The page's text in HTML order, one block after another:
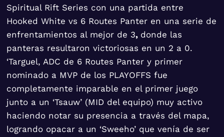
Spiritual Rift Series con una partida entre
Hooked White vs 6 Routes Panter en una serie de
enfrentamientos al mejor de 3, donde las
panteras resultaron victoriosas en un 2 a 0.
‘Targuel, ADC de 6 Routes Panter y primer
nominado a MVP de los PLAYOFFS fue
completamente imparable en el primer juego
junto a un ‘Tsauw’ (MID del equipo) muy activo
haciendo notar su presencia a través del mapa,
logrando opacar a un ‘Sweeho’ que venía de ser